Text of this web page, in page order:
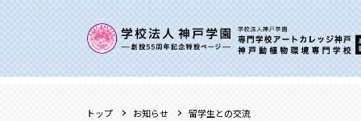
トップ お知らせ 留学生との交流